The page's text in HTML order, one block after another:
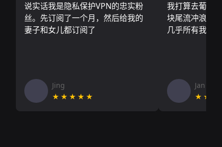
说实话我是隐私保护VPN的忠实粉
丝。先订阅了一个月，然后给我的
妻子和女儿都订阅了
Jing
★★★★★
我打算去葡萄
块尾流冲浪板
几乎所有我需
Jan V